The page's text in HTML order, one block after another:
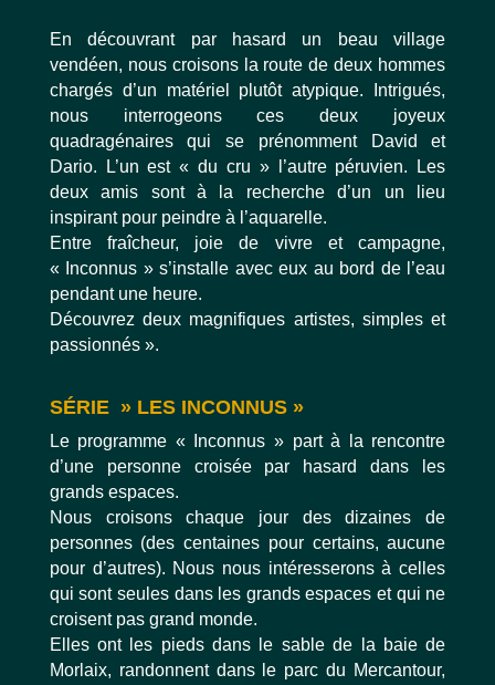
En découvrant par hasard un beau village
vendéen, nous croisons la route de deux hommes
chargés d’un matériel plutôt atypique. Intrigués,
nous interrogeons ces deux joyeux
quadragénaires qui se prénomment David et
Dario. L’un est « du cru » l’autre péruvien. Les
deux amis sont à la recherche d’un un lieu
inspirant pour peindre à l’aquarelle.
Entre fraîcheur, joie de vivre et campagne,
« Inconnus » s’installe avec eux au bord de l’eau
pendant une heure.
Découvrez deux magnifiques artistes, simples et
passionnés ».
SÉRIE » LES INCONNUS »
Le programme « Inconnus » part à la rencontre
d’une personne croisée par hasard dans les
grands espaces.
Nous croisons chaque jour des dizaines de
personnes (des centaines pour certains, aucune
pour d’autres). Nous nous intéresserons à celles
qui sont seules dans les grands espaces et qui ne
croisent pas grand monde.
Elles ont les pieds dans le sable de la baie de
Morlaix, randonnent dans le parc du Mercantour,